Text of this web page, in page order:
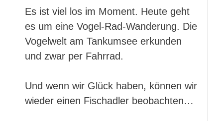
Es ist viel los im Moment. Heute geht
es um eine Vogel-Rad-Wanderung. Die
Vogelwelt am Tankumsee erkunden
und zwar per Fahrrad.
Und wenn wir Glück haben, können wir
wieder einen Fischadler beobachten…